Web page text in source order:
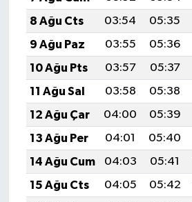
8 Ağu Cts
03:54 05:35
9 Ağu Paz
03:55 05:36
10 Ağu Pts
03:57 05:37
11 Ağu Sal
03:58 05:38
12 Ağu Çar
04:00 05:39
13 Ağu Per
04:01 05:40
14 Ağu Cum
04:03 05:41
15 Ağu Cts
04:05 05:42